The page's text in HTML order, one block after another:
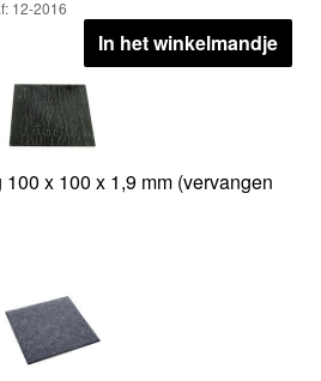
12-2016
In het winkelmandje
x 100 x 1,9 mm (vervangen